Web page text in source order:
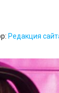
Редакция